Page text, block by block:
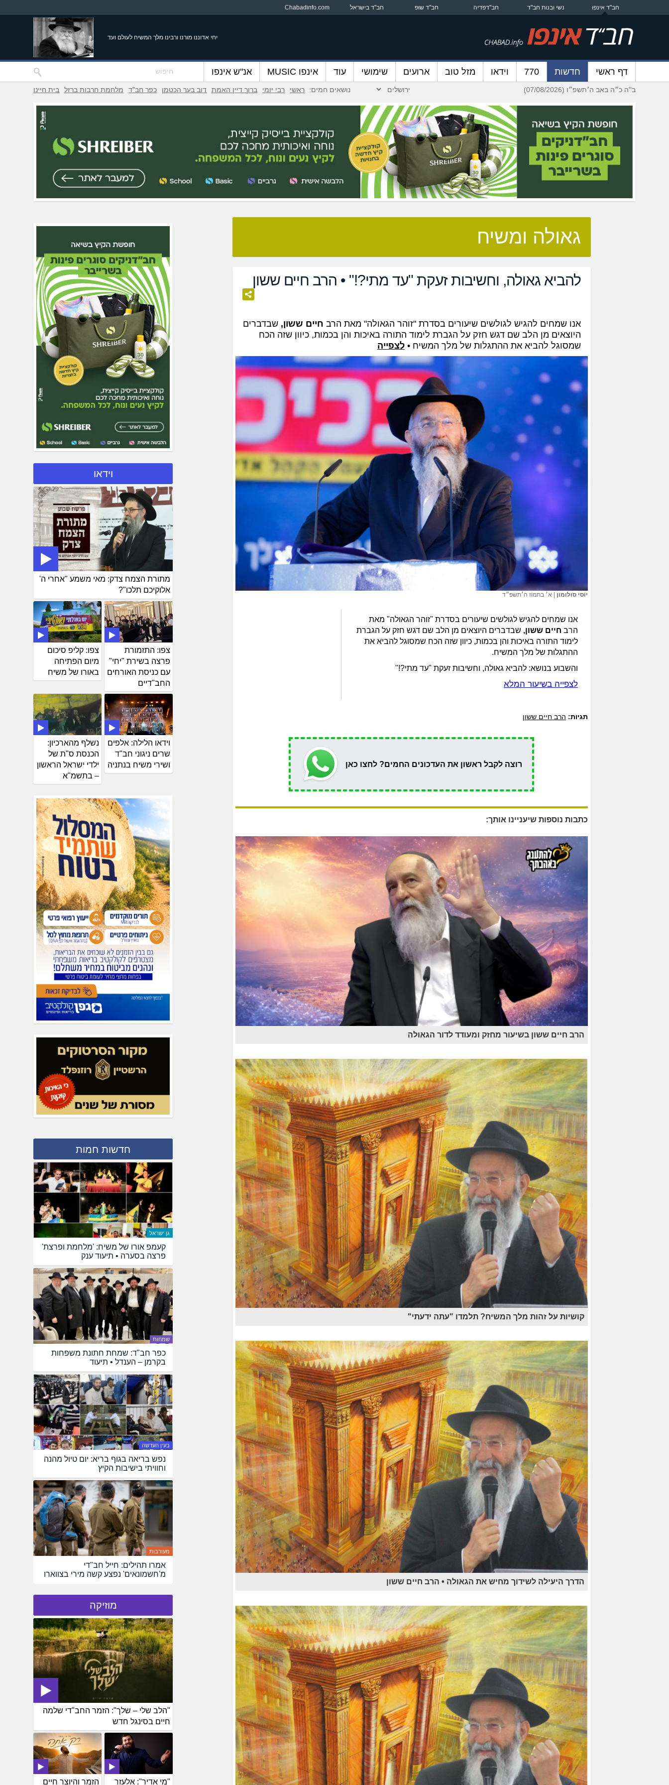
חב"ד אינפו נשי ובנות חב"ד חב"דפדיה חב"ד שופ חב"ד בישראל Chabadinfo.com
יחי אדוננו מורנו ורבינו מלך המשיח לעולם ועד
דף ראשי חדשות 770 וידאו מזל טוב ארועים שימושי עוד אינפו MUSIC אנ"ש אינפו
ב''ה כ״ה באב ה׳תשפ״ו (07/08/2026) נושאים חמים: ראשי רבי יומי ברוך דיין האמת דוב בער הכטמן כפר חב"ד מלחמת חרבות ברזל בית חיינו
גאולה ומשיח
להביא גאולה, וחשיבות זעקת "עד מתי?!" • הרב חיים ששון
אנו שמחים להגיש לגולשים שיעורים בסדרת "זוהר הגאולה" מאת הרב חיים ששון, שבדברים
היוצאים מן הלב שם דגש חזק על הגברת לימוד התורה באיכות והן בכמות, כיוון שזה הכח
שמסוגל להביא את ההתגלות של מלך המשיח •לצפייה
יוסי סולומון א׳ בתמוז ה׳תשפ״ד
אנו שמחים להגיש לגולשים שיעורים בסדרת "זוהר הגאולה" מאת
הרב חיים ששון, שבדברים היוצאים מן הלב שם דגש חזק על הגברת
לימוד התורה באיכות והן בכמות, כיוון שזה הכח שמסוגל להביא את
ההתגלות של מלך המשיח.
והשבוע בנושא: להביא גאולה, וחשיבות זעקת "עד מתי?!"
לצפייה בשיעור המלא
תגיות: הרב חיים ששון
רוצה לקבל ראשון את העדכונים החמים? לחצו כאן
כתבות נוספות שיעניינו אותך:
הרב חיים ששון בשיעור מחזק ומעודד לדור הגאולה
קושיות על זהות מלך המשיח? תלמדו "עתה ידעתי"
הדרך היעילה לשידוך מחיש את הגאולה • הרב חיים ששון
וידאו
מתורת הצמח צדק: מאי משמע "אחרי ה'
אלוקיכם תלכו"?
צפו: קליפ סיכום
מיום הפתיחה
באורו של משיח
צפו: התזמורת
פרצה בשירת "יחי"
עם כניסת האורחים
החב"דיים
נשלף מהארכיון:
הכנסת ס"ת של
ילדי ישראל הראשון
– בתשמ"א
וידאו הלילה: אלפים
שרים ניגוני חב"ד
ושירי משיח בנתניה
חדשות חמות
גן ישראל
קעמפ אורו של משיח: 'מלחמת ופרצת'
פרצה בסערה • תיעוד ענק
שמחות
כפר חב"ד: שמחת חתונת משפחות
בקרמן – הענדל • תיעוד
בעין העדשה
נפש בריאה בגוף בריא: יום טיול מהנה
וחוויתי בישיבות הקיץ
מעורבות
אמרו תהילים: חייל חב"די
מ'חשמונאים' נפצע קשה מירי בצווארו
מוזיקה
"הלב שלי – שלך": הזמר החב"די שלמה
חיים בסינגל חדש
הזמר והיוצר חיים "מי אדיר": אלעזר